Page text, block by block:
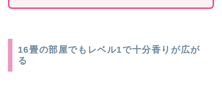
16畳の部屋でもレベル1で十分香りが広が
る